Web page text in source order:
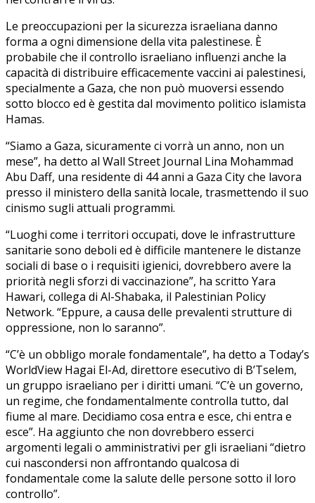
Le preoccupazioni per la sicurezza israeliana danno
forma a ogni dimensione della vita palestinese. È
probabile che il controllo israeliano influenzi anche la
capacità di distribuire efficacemente vaccini ai palestinesi,
specialmente a Gaza, che non può muoversi essendo
sotto blocco ed è gestita dal movimento politico islamista
Hamas.
“Siamo a Gaza, sicuramente ci vorrà un anno, non un
mese”, ha detto al Wall Street Journal Lina Mohammad
Abu Daff, una residente di 44 anni a Gaza City che lavora
presso il ministero della sanità locale, trasmettendo il suo
cinismo sugli attuali programmi.
“Luoghi come i territori occupati, dove le infrastrutture
sanitarie sono deboli ed è difficile mantenere le distanze
sociali di base o i requisiti igienici, dovrebbero avere la
priorità negli sforzi di vaccinazione”, ha scritto Yara
Hawari, collega di Al-Shabaka, il Palestinian Policy
Network. “Eppure, a causa delle prevalenti strutture di
oppressione, non lo saranno”.
“C’è un obbligo morale fondamentale”, ha detto a Today’s
WorldView Hagai El-Ad, direttore esecutivo di B’Tselem,
un gruppo israeliano per i diritti umani. “C’è un governo,
un regime, che fondamentalmente controlla tutto, dal
fiume al mare. Decidiamo cosa entra e esce, chi entra e
esce”. Ha aggiunto che non dovrebbero esserci
argomenti legali o amministrativi per gli israeliani “dietro
cui nascondersi non affrontando qualcosa di
fondamentale come la salute delle persone sotto il loro
controllo”.